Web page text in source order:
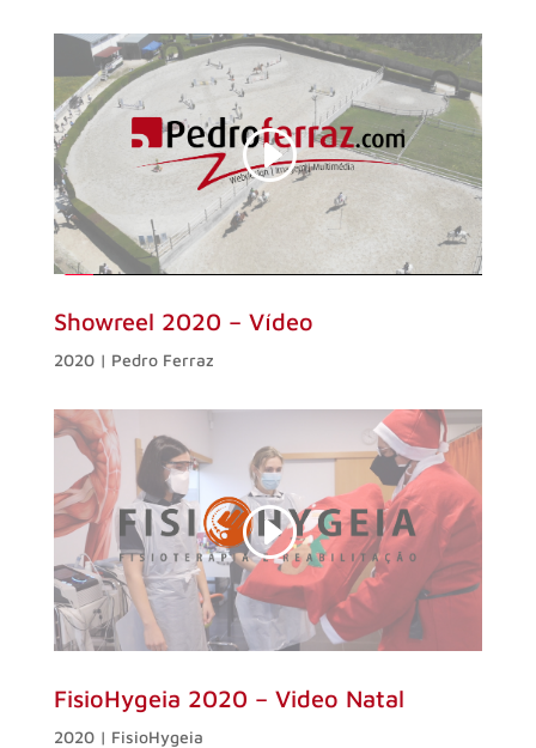
Showreel 2020 – Vídeo
2020 | Pedro Ferraz
FisioHygeia 2020 – Video Natal
2020 | FisioHygeia